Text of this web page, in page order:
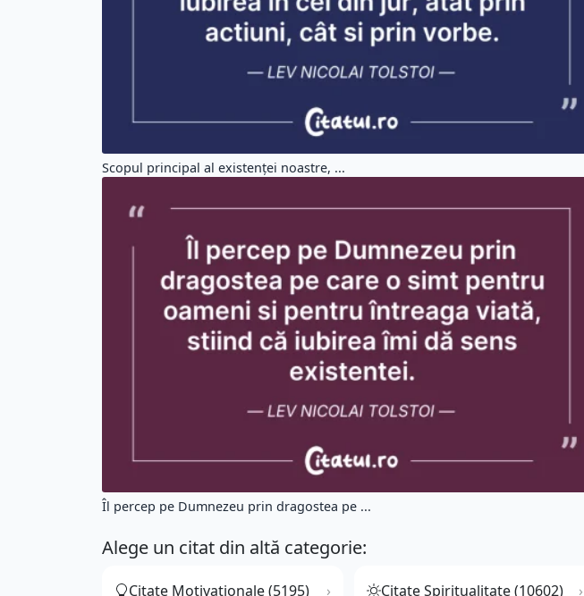
Scopul principal al existenței noastre, ...
Îl percep pe Dumnezeu prin dragostea pe ...
Alege un citat din altă categorie:
Citate Motivationale (5195) Citate Spiritualitate (10602)